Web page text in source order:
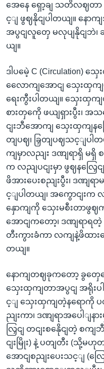
အေနေ ရှော့ချ သတိလဈတာ
င့ျ ဖွဈနိုငျပါတယျ။ နေ
အပွငျလူတှေ မလုပျနိုငျဘဲ၊
ယျ။
ဒါပမေဲ့ C (Circulation)
လေောကျအောငျ သှေးထှ
ရေးကွီးပါတယျ။ သှေးထှ
စားတှကေို ဖယျရှားပွီး၊ အ
ငျးဘီအောကျ သှေးထှကျန
တျပဈ၊ ခြှတျပဈသင့ျပါ
ကျမှာလညျး ဒဏျရာရှိ မ
က လညျပငျးမှာ ဖွဈနလြှ
ဖိအားပေးစညျးပွီး၊ ဒဏျ
င့ျပါတယျ၊ အကွောငျးက
နှောကျကို သှေးမစီးတာဖွဈက
အောငျကတော့၊ ဒဏျရာရ
တီးကွားခံကာ လကျနဲ့ဖိထားပေ
တယျ။
နောကျတဈခုကတော့ ခွတှေ
သှေးထှကျတာအပွငျ အရိုးပ
င့ျ သှေးထှကျတဲ့နရောကို ပတ
ညျးကာ၊ ဒဏျရာအပေါျန
လြှငျ တငျးစနေိုငျတဲ့ စက
ငျးမြိုး) နဲ့ ပတျတီး (သို့မဟု
အောငျစညျးပေးသင့ျ (လြ